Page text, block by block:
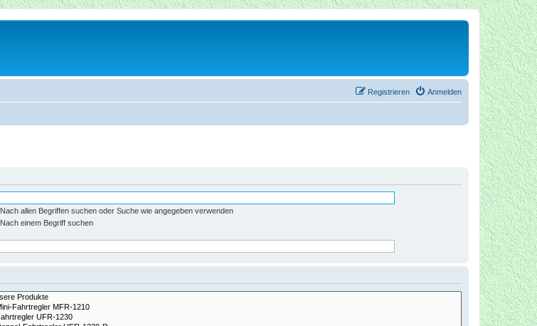
Anmelden
Registrieren
Nach allen Begriffen suchen oder Suche wie angegeben verwenden
Nach einem Begriff suchen